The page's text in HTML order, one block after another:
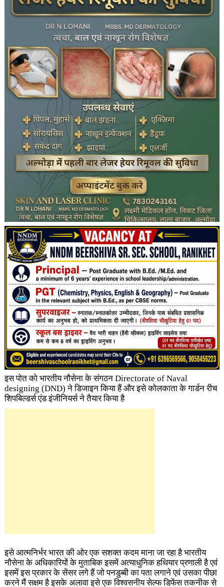
इस पोत को भारतीय नौसेना के संगठन Directorate of Naval
designing (DND) ने डिजाइन किया हैं और इसे कोलकाता के गार्डन रीच
शिपबिल्डर्स एंड इंजीनियर्स ने तैयार किया है
इसे आत्मनिर्भर भारत की ओर एक सशक्त कदम माना जा रहा है भारतीय
नौसेना के अधिकारियों के मुताबिक इसमें अत्याधुनिक हथियार प्रणाली है एवं
इसमें इस प्रकार के सेंसर लगे हैं जो पनडुब्बी का पता लगाने एवं उसका पीछा
करने मैं सक्षम है इसके अलावा इसे एक विश्वसनीय सेल्फ डिफेंस तकनीक से